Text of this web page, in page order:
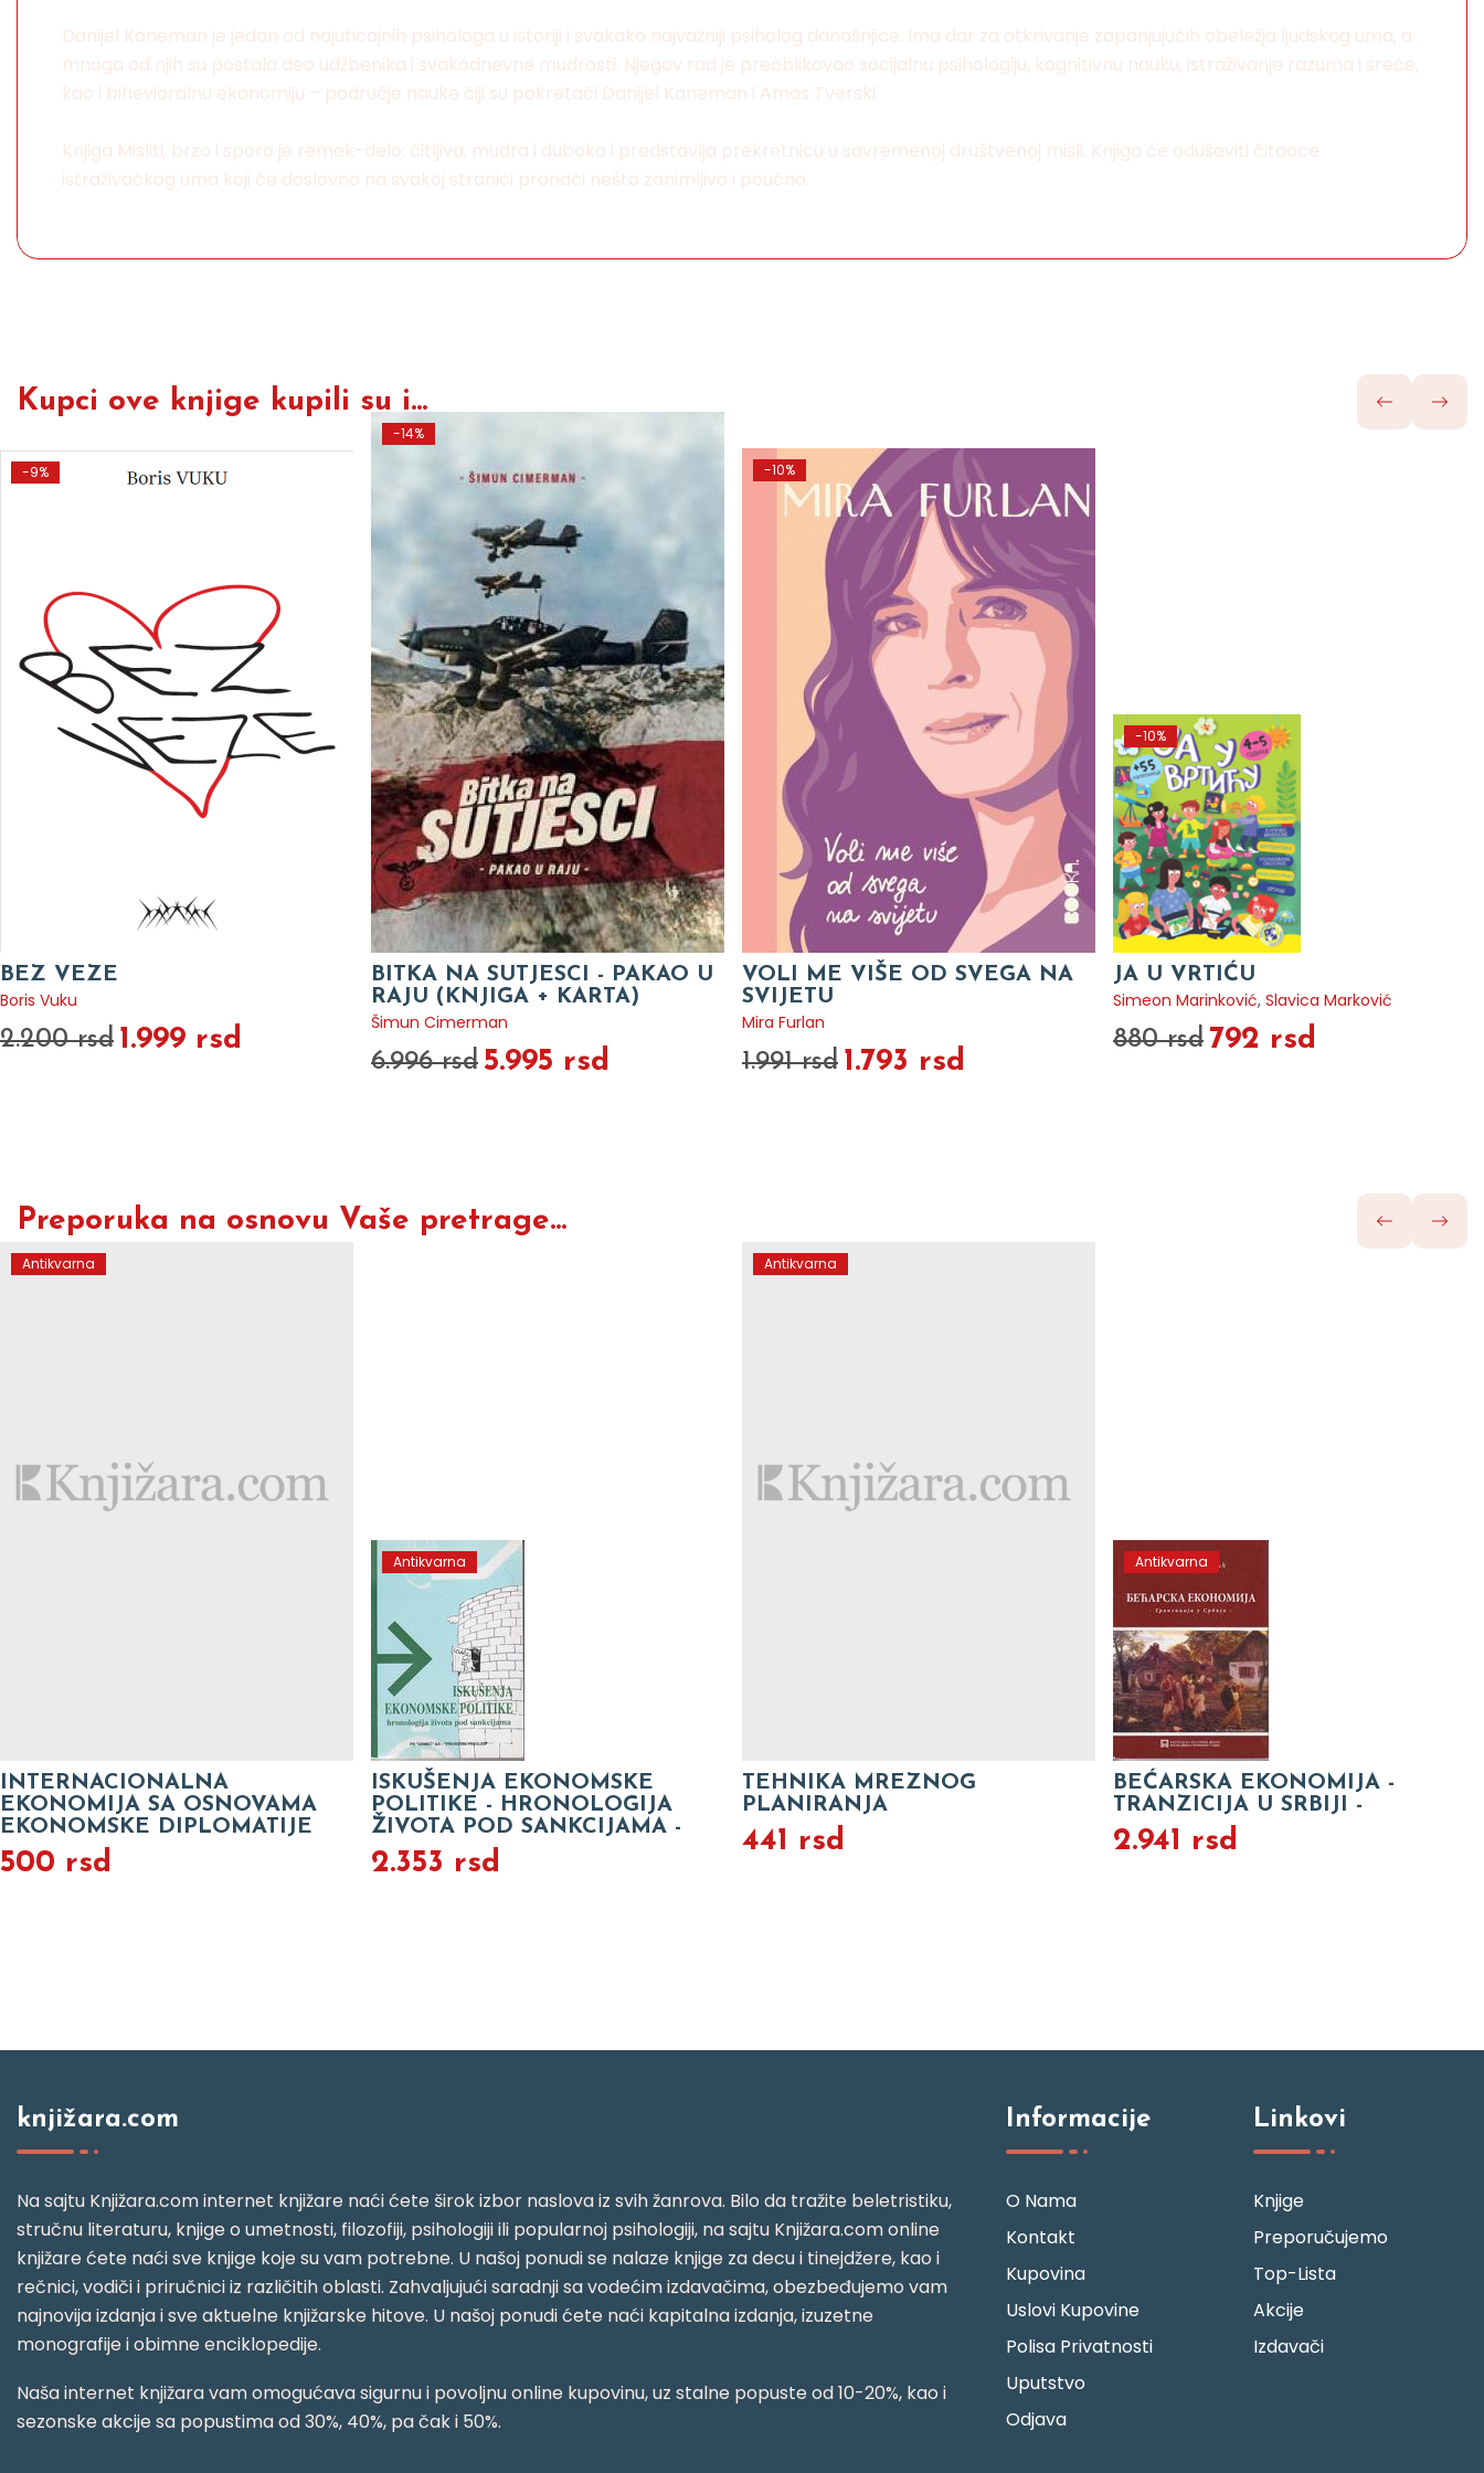
Danijel Kaneman je jedan od najuticajnih psihologa u istoriji i svakako najvažniji psiholog današnjice. Ima dar za otkrivanje zapanjujućih obeležja ljudskog uma, a
mnoga od njih su postala deo udžbenika i svakodnevne mudrosti. Njegov rad je preoblikovao socijalnu psihologiju, kognitivnu nauku, istraživanje razuma i sreće,
kao i bihevioralnu ekonomiju – područje nauke čiji su pokretači Danijel Kaneman i Amos Tverski.
Knjiga Misliti, brzo i sporo je remek-delo: čitljiva, mudra i duboka i predstavlja prekretnicu u savremenoj društvenoj misli. Knjiga će oduševiti čitaoce
istraživačkog uma koji će doslovno na svakoj stranici pronaći nešto zanimljivo i poučno.
Kupci ove knjige kupili su i...
-9%
BEZ VEZE
Boris Vuku
2.200 rsd 1.999 rsd
-14%
BITKA NA SUTJESCI - PAKAO U
RAJU (KNJIGA + KARTA)
Šimun Cimerman
6.996 rsd 5.995 rsd
-10%
VOLI ME VIŠE OD SVEGA NA
SVIJETU
Mira Furlan
1.991 rsd 1.793 rsd
-10%
JA U VRTIĆU
Simeon Marinković, Slavica Marković
880 rsd 792 rsd
Preporuka na osnovu Vaše pretrage...
Antikvarna
INTERNACIONALNA
EKONOMIJA SA OSNOVAMA
EKONOMSKE DIPLOMATIJE
500 rsd
Antikvarna
ISKUŠENJA EKONOMSKE
POLITIKE - HRONOLOGIJA
ŽIVOTA POD SANKCIJAMA -
2.353 rsd
Antikvarna
TEHNIKA MREZNOG
PLANIRANJA
441 rsd
Antikvarna
BEĆARSKA EKONOMIJA -
TRANZICIJA U SRBIJI -
2.941 rsd
knjižara.com
Na sajtu Knjižara.com internet knjižare naći ćete širok izbor naslova iz svih žanrova. Bilo da tražite beletristiku,
stručnu literaturu, knjige o umetnosti, filozofiji, psihologiji ili popularnoj psihologiji, na sajtu Knjižara.com online
knjižare ćete naći sve knjige koje su vam potrebne. U našoj ponudi se nalaze knjige za decu i tinejdžere, kao i
rečnici, vodiči i priručnici iz različitih oblasti. Zahvaljujući saradnji sa vodećim izdavačima, obezbeđujemo vam
najnovija izdanja i sve aktuelne knjižarske hitove. U našoj ponudi ćete naći kapitalna izdanja, izuzetne
monografije i obimne enciklopedije.
Naša internet knjižara vam omogućava sigurnu i povoljnu online kupovinu, uz stalne popuste od 10-20%, kao i
sezonske akcije sa popustima od 30%, 40%, pa čak i 50%.
Informacije
O Nama
Kontakt
Kupovina
Uslovi Kupovine
Polisa Privatnosti
Uputstvo
Odjava
Linkovi
Knjige
Preporučujemo
Top-Lista
Akcije
Izdavači